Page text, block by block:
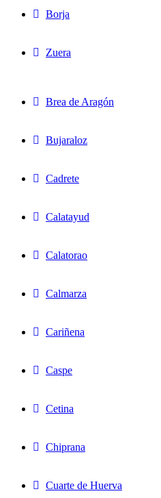
Borja
Zuera
Brea de Aragón
Bujaraloz
Cadrete
Calatayud
Calatorao
Calmarza
Cariñena
Caspe
Cetina
Chiprana
Cuarte de Huerva